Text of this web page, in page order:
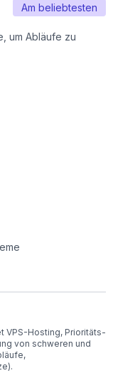
Am beliebtesten
um Abläufe zu
VPS-Hosting, Prioritäts-
von schweren und